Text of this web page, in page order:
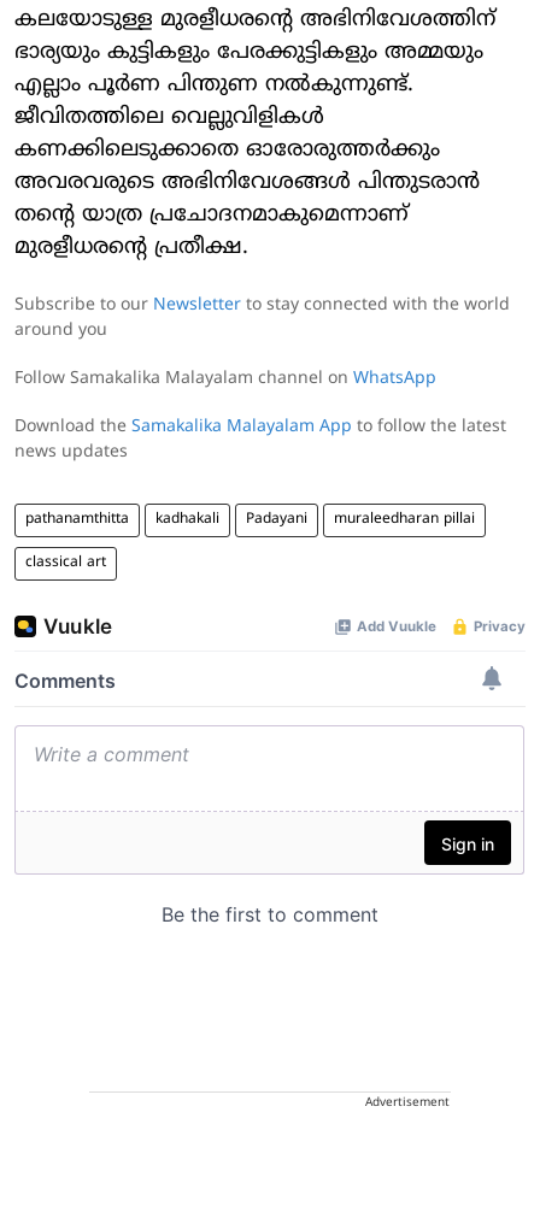
കലയോടുള്ള മുരളീധരന്റെ അഭിനിവേശത്തിന്
ഭാര്യയും കുട്ടികളും പേരക്കുട്ടികളും അമ്മയും
എല്ലാം പൂര്‍ണ പിന്തുണ നല്‍കുന്നുണ്ട്.
ജീവിതത്തിലെ വെല്ലുവിളികള്‍
കണക്കിലെടുക്കാതെ ഓരോരുത്തര്‍ക്കും
അവരവരുടെ അഭിനിവേശങ്ങള്‍ പിന്തുടരാന്‍
തന്റെ യാത്ര പ്രചോദനമാകുമെന്നാണ്
മുരളീധരന്റെ പ്രതീക്ഷ.
Subscribe to our Newsletter to stay connected with the world
around you
Follow Samakalika Malayalam channel on WhatsApp
Download the Samakalika Malayalam App to follow the latest
news updates
pathanamthitta kadhakali Padayani muraleedharan pillai
classical art
Advertisement